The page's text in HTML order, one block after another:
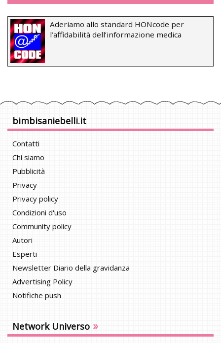
Aderiamo allo standard HONcode per
l’affidabilità dell’informazione medica
bimbisaniebelli.it
Contatti
Chi siamo
Pubblicità
Privacy
Privacy policy
Condizioni d'uso
Community policy
Autori
Esperti
Newsletter Diario della gravidanza
Advertising Policy
Notifiche push
Network Universo »